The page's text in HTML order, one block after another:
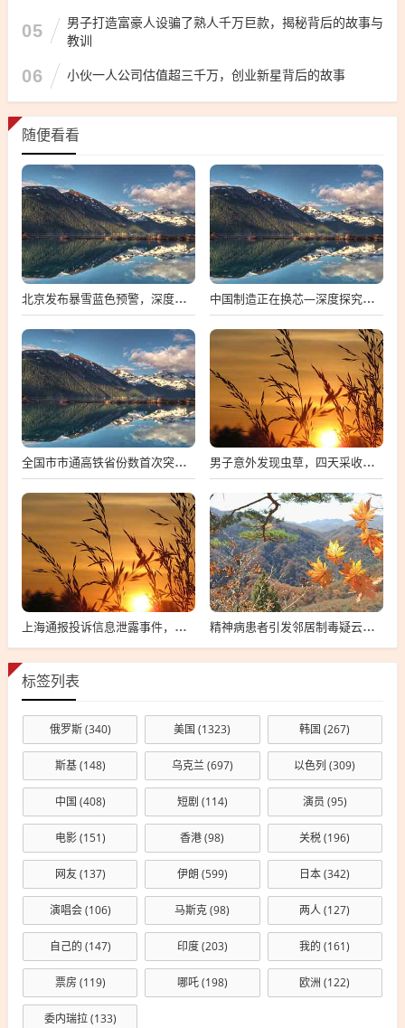
05
男子打造富豪人设骗了熟人千万巨款，揭秘背后的故事与
教训
06 小伙一人公司估值超三千万，创业新星背后的故事
随便看看
北京发布暴雪蓝色预警，深度解析与多维度观察 中国制造正在换芯—深度探究中国芯片产业的崛起与挑战
全国市市通高铁省份数首次突破两位数，中国高铁建设迈入新时代 男子意外发现虫草，四天采收数百根，探寻背后的故事与影响
上海通报投诉信息泄露事件，向12345投诉遭遇信息泄露的警示与反思 精神病患者引发邻居制毒疑云，事件深度解析与公众反响观察
标签列表
俄罗斯(340) 美国 (1323) 韩国 (267)
斯基(148) 乌克兰(697) 以色列 (309)
中国 (408) 短剧 (114) 演员 (95)
电影(151) 香港(98) 关税(196)
网友(137) 伊朗 (599) 日本(342)
演唱会(106) 马斯克(98) 两人(127)
自己的 (147) 印度(203) 我的 (161)
票房 (119) 哪吒(198) 欧洲 (122)
委内瑞拉(133)